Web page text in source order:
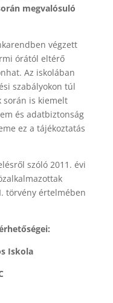
megvalósuló
végzett
órától eltérő
Az iskolában
szabályokon túl
is kiemelt
és adatbiztonság
ez a tájékoztatás
szóló 2011. évi
törvény értelmében
Iskola